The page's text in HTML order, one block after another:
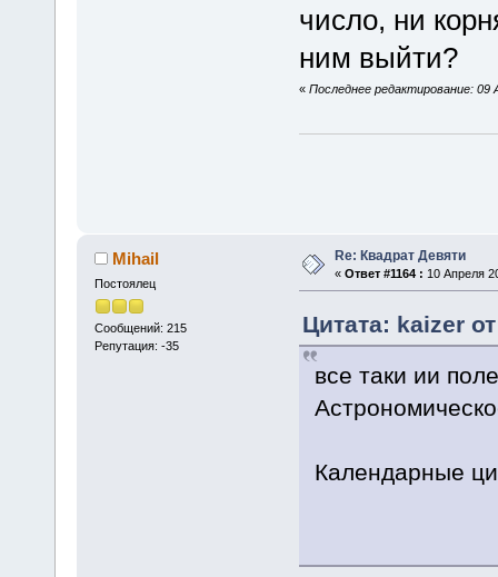
число, ни
ним выйти?
« Последнее редактирование: 09
Mihail
Постоялец
Сообщений: 215
Репутация: -35
Re: Квадрат Девяти
« Ответ #1164 : 10 Апреля
Цитата: kaizer
все таки ии
Календарные